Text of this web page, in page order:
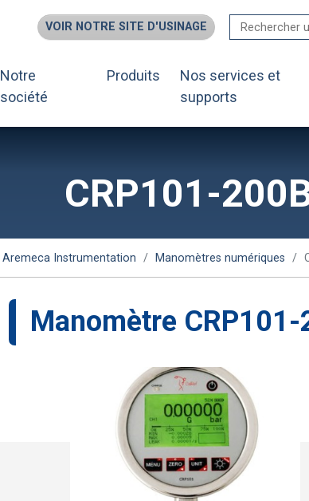
VOIR NOTRE SITE D'USINAGE
Notre
société
Produits
Nos services et
supports
CRP101-
Aremeca Instrumentation Manomètres numériques
manomètre